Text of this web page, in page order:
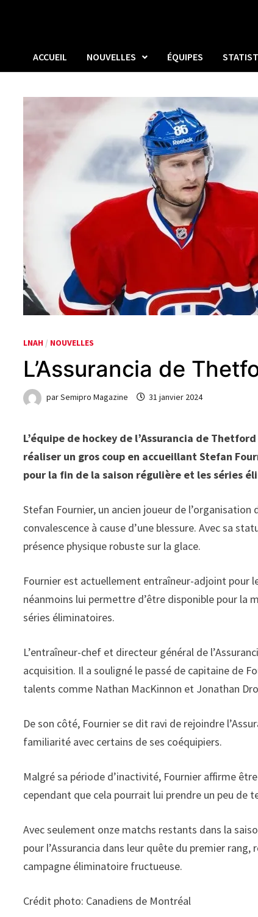
ACCUEIL NOUVELLES ÉQUIPES
LNAH / NOUVELLES
L’Assurancia de
parSemipro Magazine 31 janvier 2024
L’équipe de hockey de l’Assurancia de
réaliser un gros coup en accueillant Stefan
pour la fin de la saison régulière et les séries
Stefan Fournier, un ancien joueur de
convalescence à cause d’une blessure. Avec sa
présence physique robuste sur la glace.
Fournier est actuellement entraîneur-adjoint pour
néanmoins lui permettre d’être disponible pour la
séries éliminatoires.
L’entraîneur-chef et directeur général de
acquisition. Il a souligné le passé de capitaine de
talents comme Nathan MacKinnon et Jonathan
De son côté, Fournier se dit ravi de rejoindre
familiarité avec certains de ses coéquipiers.
Malgré sa période d’inactivité, Fournier affirme
cependant que cela pourrait lui prendre un peu de
Avec seulement onze matchs restants dans la
pour l’Assurancia dans leur quête du premier
campagne éliminatoire fructueuse.
Crédit photo: Canadiens de Montréal